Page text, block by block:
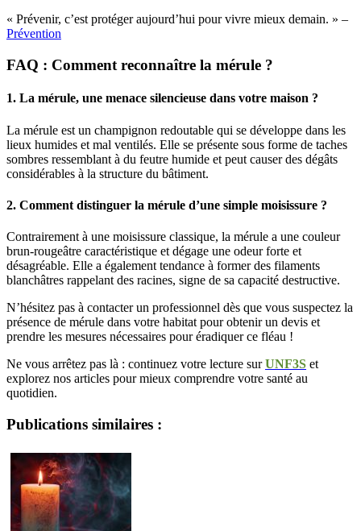
« Prévenir, c’est protéger aujourd’hui pour vivre mieux demain. » –
Prévention
FAQ : Comment reconnaître la mérule ?
1. La mérule, une menace silencieuse dans votre maison ?
La mérule est un champignon redoutable qui se développe dans les
lieux humides et mal ventilés. Elle se présente sous forme de taches
sombres ressemblant à du feutre humide et peut causer des dégâts
considérables à la structure du bâtiment.
2. Comment distinguer la mérule d’une simple moisissure ?
Contrairement à une moisissure classique, la mérule a une couleur
brun-rougeâtre caractéristique et dégage une odeur forte et
désagréable. Elle a également tendance à former des filaments
blanchâtres rappelant des racines, signe de sa capacité destructive.
N’hésitez pas à contacter un professionnel dès que vous suspectez la
présence de mérule dans votre habitat pour obtenir un devis et
prendre les mesures nécessaires pour éradiquer ce fléau !
Ne vous arrêtez pas là : continuez votre lecture surUNF3S et
explorez nos articles pour mieux comprendre votre santé au
quotidien.
Publications similaires :